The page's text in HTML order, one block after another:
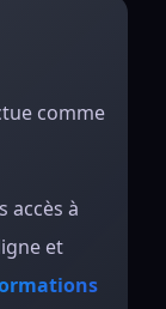
comme
accès à
et